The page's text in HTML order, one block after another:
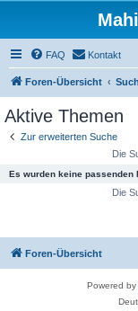
FAQ Kontakt
Foren-Übersicht
Aktive Themen
Zur erweiterten Suche
Die
Es wurden keine passenden
Die
Foren-Übersicht
Powered by